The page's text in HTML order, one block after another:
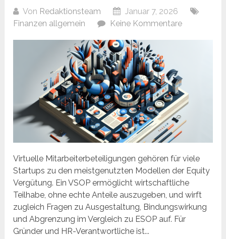
Von Redaktionsteam
Januar 7, 2026
Finanzen allgemein
Keine Kommentare
Virtuelle Mitarbeiterbeteiligungen gehören für viele
Startups zu den meistgenutzten Modellen der Equity
Vergütung. Ein VSOP ermöglicht wirtschaftliche
Teilhabe, ohne echte Anteile auszugeben, und wirft
zugleich Fragen zu Ausgestaltung, Bindungswirkung
und Abgrenzung im Vergleich zu ESOP auf. Für
Gründer und HR-Verantwortliche ist...